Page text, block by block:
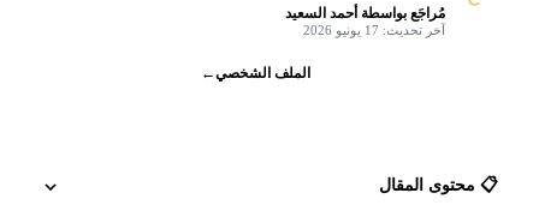
مُراجَع بواسطة أحمد السعيد
آخر تحديث: 17 يونيو 2026
الملف الشخصي←
📋 محتوى المقال